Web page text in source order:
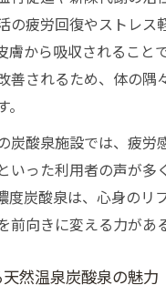
銭湯の炭酸泉で癒やし
が大阪府で支持される
大阪府で注目される価
酸泉がもたらすリフレッ
気の高濃度炭酸泉施設
日々の行動力を引き出
泉の魅力と選び方ガイ
酸泉の違いと体感ポイン
の疲労回復やストレス
膚から吸収されること
善されるため、体の隅
炭酸泉施設では、疲労
いった利用者の声が多
度炭酸泉は、心身のリ
前向きに変える力があ
然温泉炭酸泉の魅力